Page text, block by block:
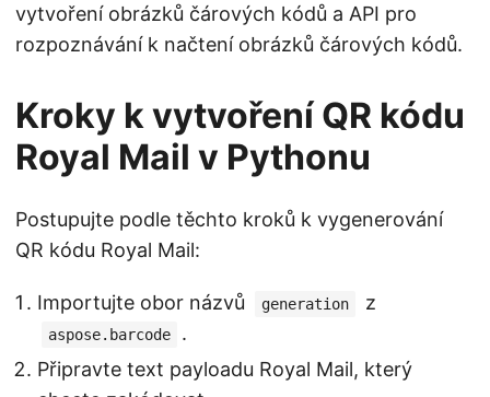
vytvoření obrázků čárových kódů a API pro
rozpoznávání k načtení obrázků čárových kódů.
Kroky k vytvoření QR kódu
Royal Mail v Pythonu
Postupujte podle těchto kroků k vygenerování
QR kódu Royal Mail:
Importujte obor názvů generation z
aspose.barcode
.
Připravte text payloadu Royal Mail, který